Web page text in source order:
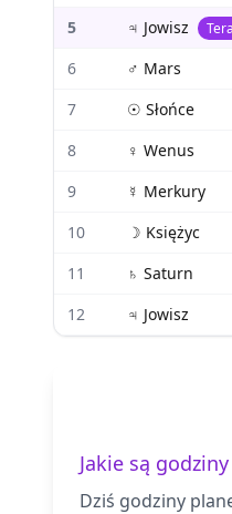
5
♃ Jowisz
6
♂ Mars
7
☉ Słońce
8
♀ Wenus
9
☿ Merkury
10
☽ Księżyc
11
♄ Saturn
12
♃ Jowisz
Jakie są
Dziś godziny